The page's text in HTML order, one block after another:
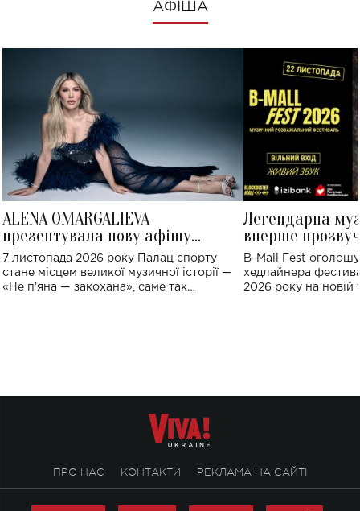
АФІША
ALENA OMARGALIEVA
презентувала нову афішу
великого концерту в Палаці
спорту
7 листопада 2026 року Палац спорту
стане місцем великої музичної історії —
«Не пʼяна — закохана», саме так
Легендарна
вперше
Україні: де
B-Mall Fest
хедлайнера
2026 року на новій
ПРО НАС КОНТАКТИ РЕКЛАМА НА САЙТІ